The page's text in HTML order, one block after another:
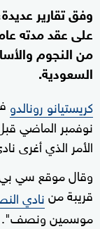
وفق تقارير
على عقد مدته
من النجوم
السعودية.
كريستيانو رونالدو
نوفمبر الماضي
الأمر الذي أغرى
وقال موقع سي بي
قريبة مننادي
موسمين ونصف".